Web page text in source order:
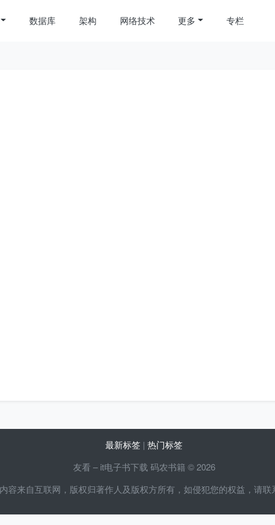
数据库 架构 网络技术 更多 专栏
最新标签 | 热门标签
友看 – it电子书下载 码农书籍 © 2026
容来自互联网，版权归著作人及版权方所有，如侵犯您的权益，请联